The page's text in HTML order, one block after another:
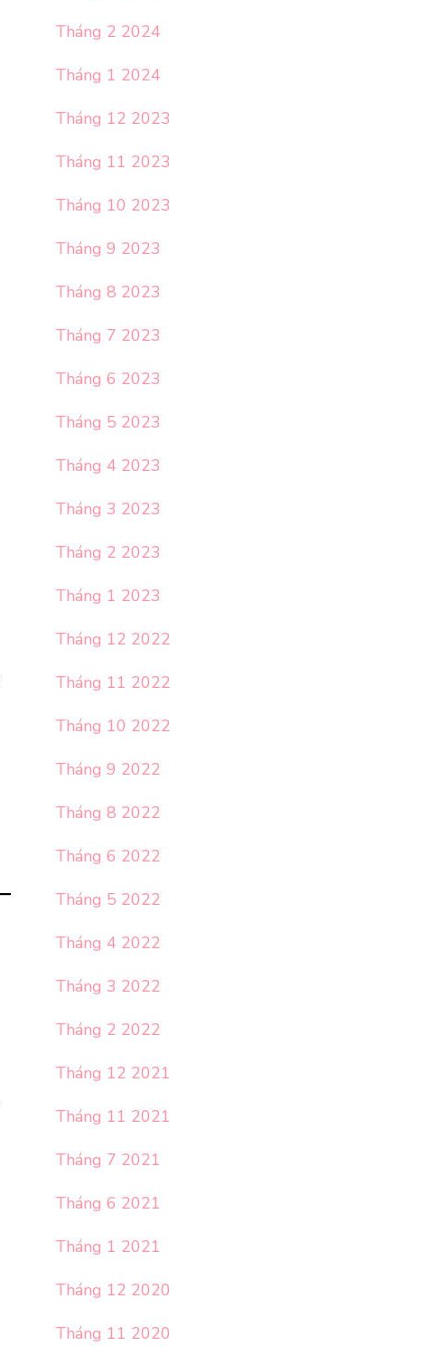
Tháng 2 2024
Tháng 1 2024
Tháng 12 2023
Tháng 11 2023
Tháng 10 2023
Tháng 9 2023
Tháng 8 2023
Tháng 7 2023
Tháng 6 2023
Tháng 5 2023
Tháng 4 2023
Tháng 3 2023
Tháng 2 2023
Tháng 1 2023
Tháng 12 2022
Tháng 11 2022
Tháng 10 2022
Tháng 9 2022
Tháng 8 2022
Tháng 6 2022
Tháng 5 2022
Tháng 4 2022
Tháng 3 2022
Tháng 2 2022
Tháng 12 2021
Tháng 11 2021
Tháng 7 2021
Tháng 6 2021
Tháng 1 2021
Tháng 12 2020
Tháng 11 2020